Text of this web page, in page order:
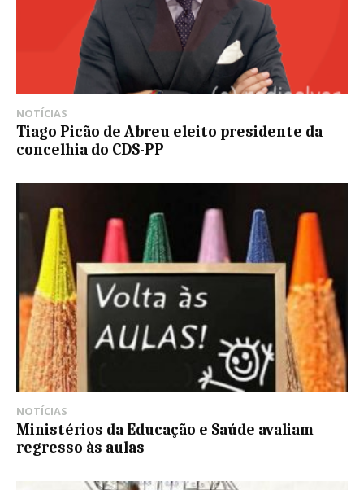
NOTÍCIAS
Tiago Picão de Abreu eleito presidente da
concelhia do CDS-PP
NOTÍCIAS
Ministérios da Educação e Saúde avaliam
regresso às aulas